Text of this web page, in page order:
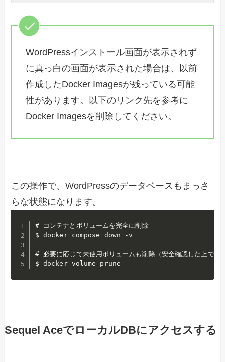
WordPressインストール画面が表示されず
に真っ白の画面が表示された場合は、以前
作成したDocker Imagesが残っている可能
性があります。以下のリンク先を参考に
Docker Imagesを削除してください。
この操作で、WordPressのデータベースもまっさ
らな状態になります。
# コンテナとボリュームを完全に削除
$ docker compose down -v
# 必要に応じて未使用ボリュームも削除（安全確認した上で）
$ docker volume prune
Sequel AceでローカルDBにアクセスする